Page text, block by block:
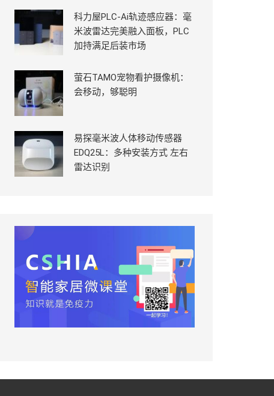
科力屋PLC-Ai轨迹感应器：毫
米波雷达完美融入面板，PLC
加持满足后装市场
萤石TAMO宠物看护摄像机：
会移动，够聪明
易探毫米波人体移动传感器
EDQ25L：多种安装方式 左右
雷达识别